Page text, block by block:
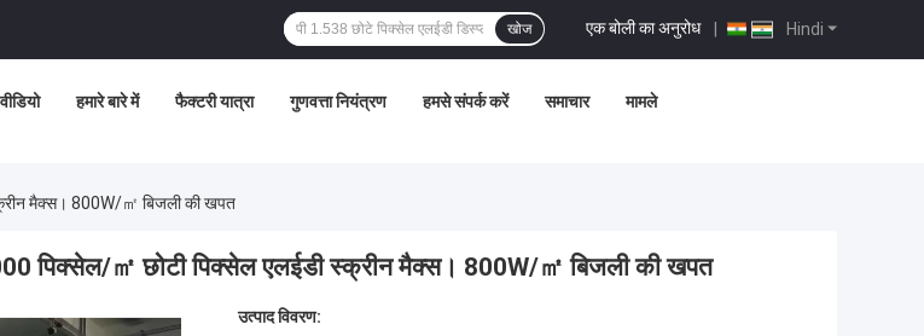
Hindi
एक बोली का अनुरोध |
खोज
वीडियो हमारे बारे में फैक्टरी यात्रा गुणवत्ता नियंत्रण हमसे संपर्क करें समाचार मामले
मैक्स। 800W/㎡ बिजली की खपत
पिक्सेल/㎡ छोटी पिक्सेल एलईडी स्क्रीन मैक्स। 800W/㎡ बिजली की खपत
उत्पाद विवरण: